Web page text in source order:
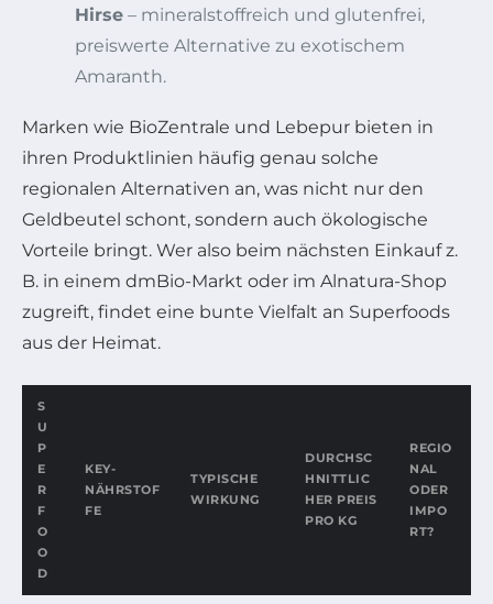
Hirse – mineralstoffreich und glutenfrei,
preiswerte Alternative zu exotischem
Amaranth.
Marken wie BioZentrale und Lebepur bieten in
ihren Produktlinien häufig genau solche
regionalen Alternativen an, was nicht nur den
Geldbeutel schont, sondern auch ökologische
Vorteile bringt. Wer also beim nächsten Einkauf z.
B. in einem dmBio-Markt oder im Alnatura-Shop
zugreift, findet eine bunte Vielfalt an Superfoods
aus der Heimat.
S
U
P
E
R
F
O
O
D
KEY-
NÄHRSTOF
FE
TYPISCHE
WIRKUNG
DURCHSC
HNITTLIC
HER PREIS
PRO KG
REGIO
NAL
ODER
IMPO
RT?